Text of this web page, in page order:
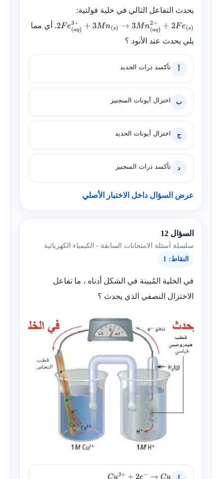
يحدث التفاعل التالي في خلية فولتية:
2Fe(aq) 3+ +3Mn(s)→3 Mn(aq)2+ +2 Fe(s)
. أي مما
يلي يحدث عند الأنود ؟
تأكسد ذرات الحديد
ب اختزال أيونات المنجنيز
ج اختزال أيونات الحديد
د تأكسد ذرات المنجنيز
عرض السؤال داخل الاختبار الأصلي
السؤال 12
سلسلة أسئلة الامتحانات السابقة - الكيمياء الكهربائية
النقاط: 1
في الخلية المُبينة في الشكل أدناه ، ما تفاعل
الاختزال النصفي الذي يحدث ؟